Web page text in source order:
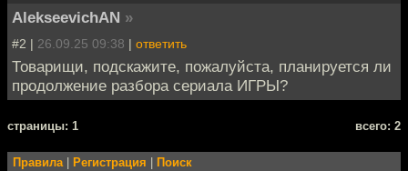
AlekseevichAN »
#2 | 26.09.25 09:38 | ответить
Товарищи, подскажите, пожалуйста, планируется ли
продолжение разбора сериала ИГРЫ?
cтраницы: 1 всего: 2
Правила | Регистрация | Поиск